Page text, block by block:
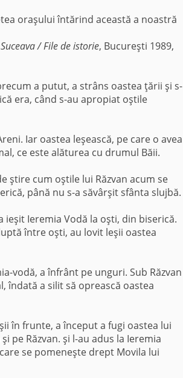
oraşului întărind această a noastră
Suceava / File de istorie, Bucureşti 1989,
a putut, a strâns oastea ţării şi s-
era, când s-au apropiat oştile
Iar oastea leşească, pe care o avea
ce este alăturea cu drumul Băii.
ştire cum oştile lui Răzvan acum se
până nu s-a săvârşit sfânta slujbă.
ieşit Ieremia Vodă la oşti, din biserică.
între oşti, au lovit leşii oastea
vodă, a înfrânt pe unguri. Sub Răzvan
îndată a silit să oprească oastea
în frunte, a început a fugi oastea lui
pe Răzvan. şi l-au adus la Ieremia
se pomeneşte drept Movila lui